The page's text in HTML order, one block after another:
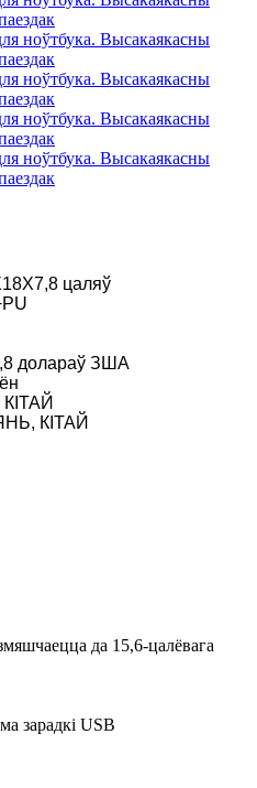
цаляў
долараў ЗША
КІТАЙ
да 15,6-цалёвага
зарадкі USB